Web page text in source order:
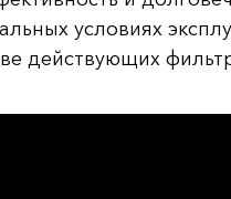
условиях
действующих